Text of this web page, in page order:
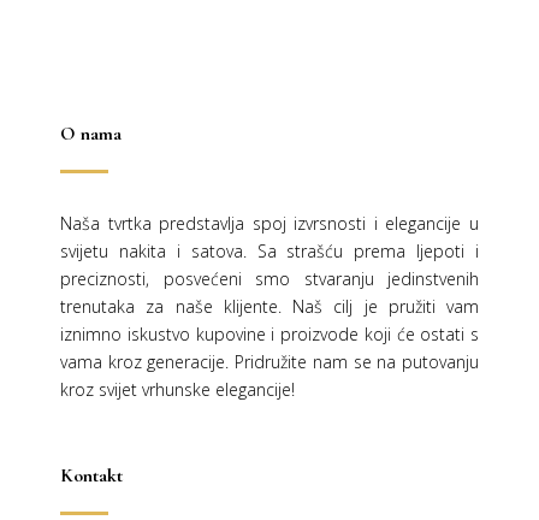
O nama
Naša tvrtka predstavlja spoj izvrsnosti i elegancije u
svijetu nakita i satova. Sa strašću prema ljepoti i
preciznosti, posvećeni smo stvaranju jedinstvenih
trenutaka za naše klijente. Naš cilj je pružiti vam
iznimno iskustvo kupovine i proizvode koji će ostati s
vama kroz generacije. Pridružite nam se na putovanju
kroz svijet vrhunske elegancije!
Kontakt